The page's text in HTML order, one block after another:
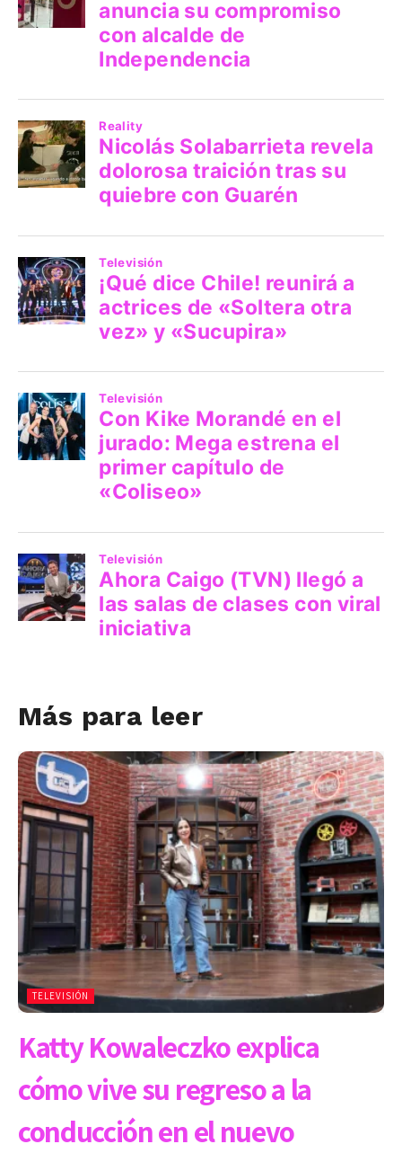
Más para leer
TELEVISIÓN
Katty Kowaleczko explica
cómo vive su regreso a la
conducción en el nuevo